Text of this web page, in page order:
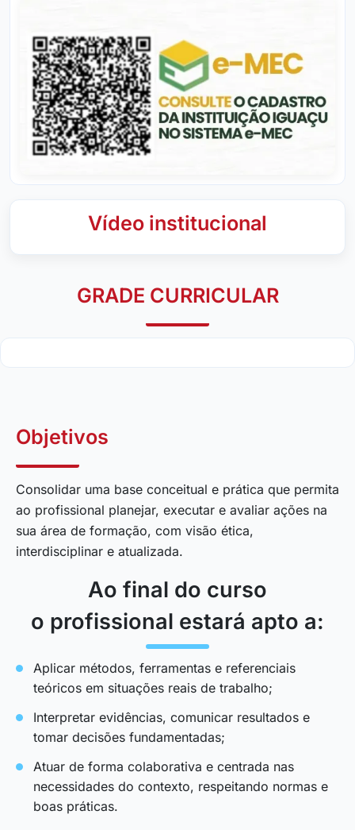
Vídeo institucional
GRADE CURRICULAR
Objetivos
Consolidar uma base conceitual e prática que permita
ao profissional planejar, executar e avaliar ações na
sua área de formação, com visão ética,
interdisciplinar e atualizada.
Ao final do curso
o profissional estará apto a:
Aplicar métodos, ferramentas e referenciais
teóricos em situações reais de trabalho;
Interpretar evidências, comunicar resultados e
tomar decisões fundamentadas;
Atuar de forma colaborativa e centrada nas
necessidades do contexto, respeitando normas e
boas práticas.